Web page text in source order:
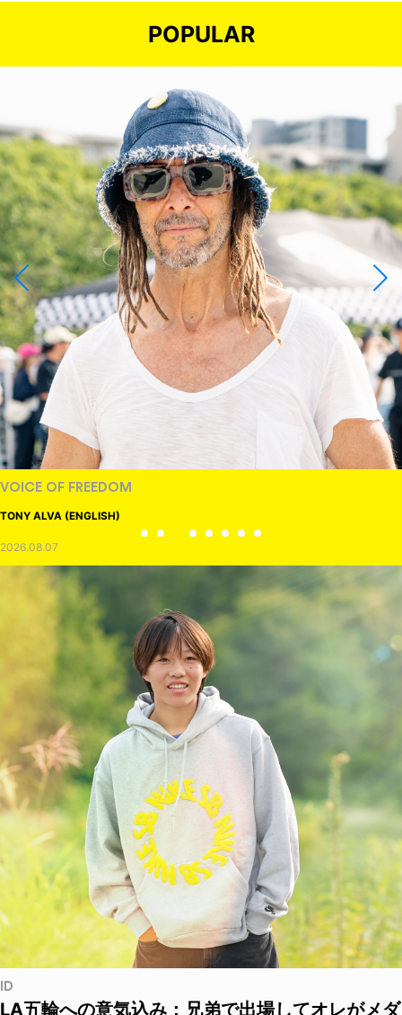
POPULAR
VOICE OF FREEDOM
TONY ALVA (ENGLISH)
2026.08.07
ID
LA五輪への意気込み：兄弟で出場してオレがメダ